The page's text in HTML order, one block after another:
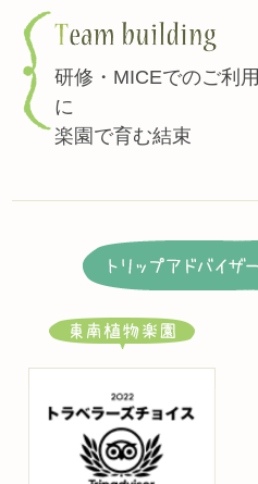
研修・MICEでのご利用
に
楽園で育む結束